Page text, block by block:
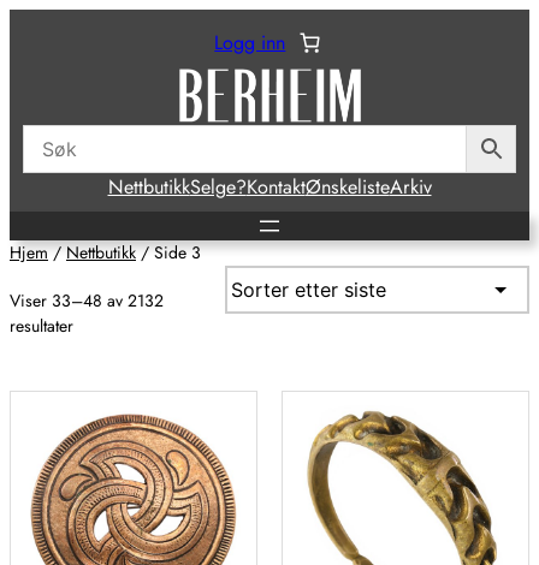
Logg inn
NettbutikkSelge?KontaktØnskelisteArkiv
Hjem/Nettbutikk/ Side 3
Viser 33–48 av 2132
resultaterSortert